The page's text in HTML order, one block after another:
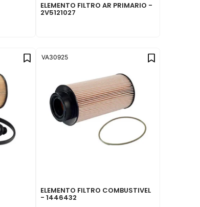
ELEMENTO FILTRO AR PRIMARIO -
2V5121027
ELEMENTO FILTRO COMBUSTIVEL
- 1446432
VA30925